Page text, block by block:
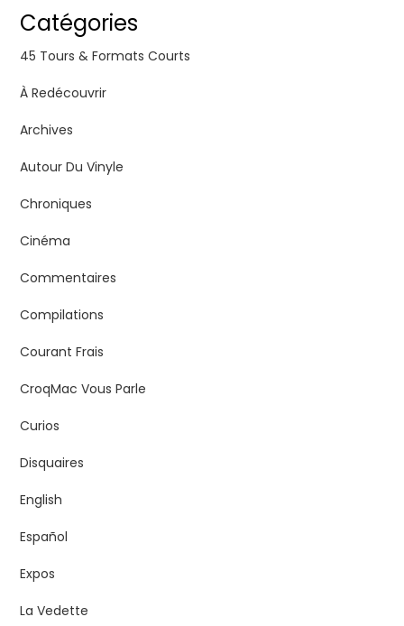
Catégories
45 Tours & Formats Courts
À Redécouvrir
Archives
Autour Du Vinyle
Chroniques
Cinéma
Commentaires
Compilations
Courant Frais
CroqMac Vous Parle
Curios
Disquaires
English
Español
Expos
La Vedette